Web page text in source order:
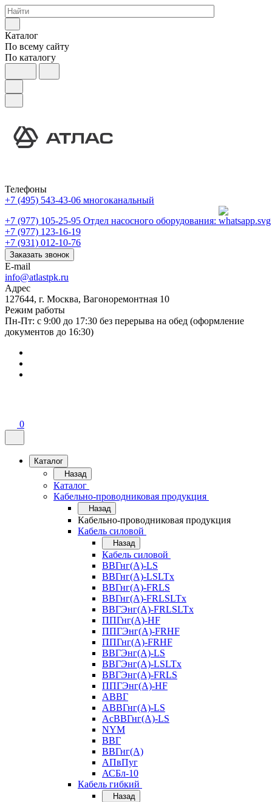
Каталог
По всему сайту
По каталогу
Телефоны
+7 (495) 543-43-06 многоканальный
+7 (977) 105-25-95 Отдел насосного оборудования:
+7 (977) 123-16-19
+7 (931) 012-10-76
Заказать звонок
E-mail
info@atlastpk.ru
Адрес
127644, г. Москва, Вагоноремонтная 10
Режим работы
Пн-Пт: с 9:00 до 17:30 без перерыва на обед (оформление
документов до 16:30)
0
Каталог
Назад
Каталог
Кабельно-проводниковая продукция
Назад
Кабельно-проводниковая продукция
Кабель силовой
Назад
Кабель силовой
ВВГнг(А)-LS
ВВГнг(А)-LSLTx
ВВГнг(А)-FRLS
ВВГнг(А)-FRLSLTx
ВВГЭнг(А)-FRLSLTx
ППГнг(А)-HF
ППГЭнг(А)-FRHF
ППГнг(А)-FRHF
ВВГЭнг(А)-LS
ВВГЭнг(А)-LSLTx
ВВГЭнг(А)-FRLS
ППГЭнг(А)-HF
АВВГ
АВВГнг(А)-LS
АсВВГнг(А)-LS
NYM
ВВГ
ВВГнг(А)
АПвПуг
АСБл-10
Кабель гибкий
Назад